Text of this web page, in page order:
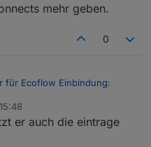
mehr geben.
0
für Ecoflow Einbindung:
sagte in Adapter für
er auch die eintrage